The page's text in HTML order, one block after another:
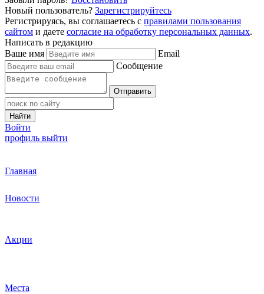
Новый пользователь? Зарегистрируйтесь
Регистрируясь, вы соглашаетесь с правилами пользования
сайтом и даете согласие на обработку персональных данных.
Написать в редакцию
Ваше имя
Email
Сообщение
Отправить
Найти
Войти
профиль выйти
Главная
Новости
Акции
Места